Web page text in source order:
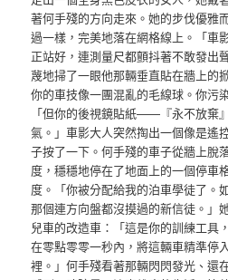
著何手殘的方向走來。她的步伐優雅
過一樣，完美地落在網格線上。「車
正站好，連測量尺都顫抖著不敢發出
蔑地掃了一眼他那輛垂直貼在牆上的
你的車技像一團混亂的毛線球。你污
「但你的後視鏡貼紙——『永不放棄
氣。」車影大人突然掏出一個像是遙
子按了一下。何手殘的車子從牆上脫
度，穩穩地停在了地面上的一個停
度。「你被分配給我的泊車學徒了。
那個連方向盤都沒摸過的新信徒。」
兒車的改造車：「這是你的訓練工具
在零點零零一秒內，將這輛車精準停
裡。」何手殘看著那輛閃閃發光、還